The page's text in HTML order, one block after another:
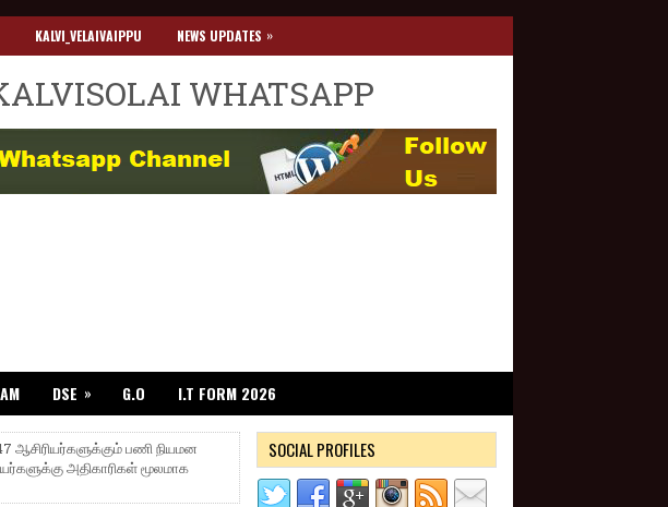
KALVI_VELAIVAIPPU NEWS UPDATES »
WHATSAPP
DSE » G.O I.T FORM 2026
ஆசிரியர்களுக்கும் பணி நியமன
அதிகாரிகள் மூலமாக
SOCIAL PROFILES